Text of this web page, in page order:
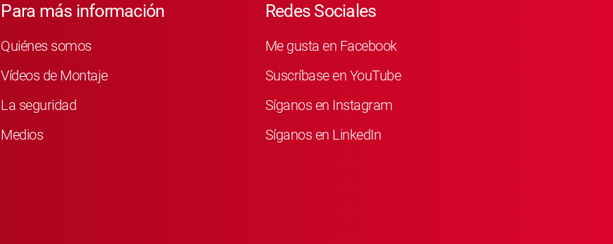
Para más información
Quiénes somos
Vídeos de Montaje
La seguridad
Medios
Redes Sociales
Me gusta en Facebook
Suscríbase en YouTube
Síganos en Instagram
Síganos en LinkedIn